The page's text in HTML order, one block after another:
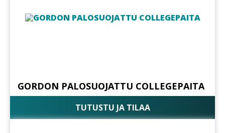
GORDON PALOSUOJATTU COLLEGEPAITA
TUTUSTU JA TILAA